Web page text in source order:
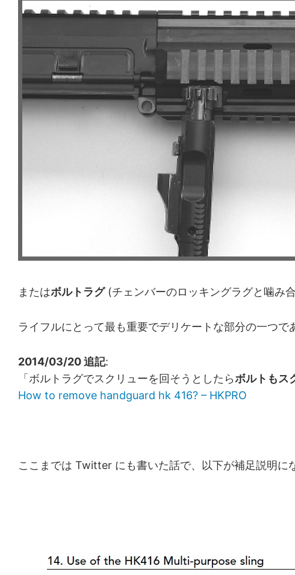
またはボルトラグ(チェンバーのロッキングラグと噛み
ライフルにとって最も重要でデリケートな部分の一つ
2014/03/20 追記:
「ボルトラグでスクリューを回そうとしたらボルトもス
How to remove handguard hk 416? – HKPRO
ここまでは Twitter にも書いた話で、以下が補足説明に